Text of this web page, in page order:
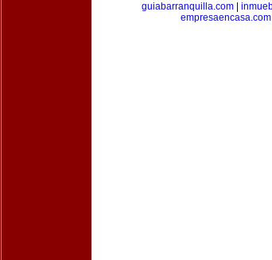
guiabarranquilla.com|
empresaencasa.com|